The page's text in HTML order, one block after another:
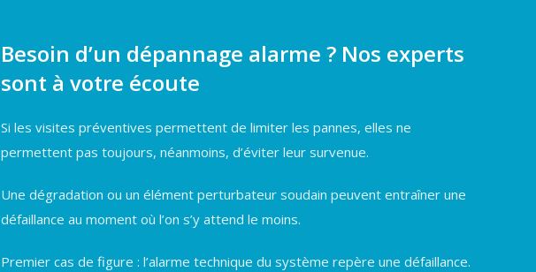
Besoin d’un dépannage alarme ? Nos experts
sont à votre écoute
Si les visites préventives permettent de limiter les pannes, elles ne
permettent pas toujours, néanmoins, d’éviter leur survenue.
Une dégradation ou un élément perturbateur soudain peuvent entraîner une
défaillance au moment où l’on s’y attend le moins.
Premier cas de figure : l’alarme technique du système repère une défaillance.